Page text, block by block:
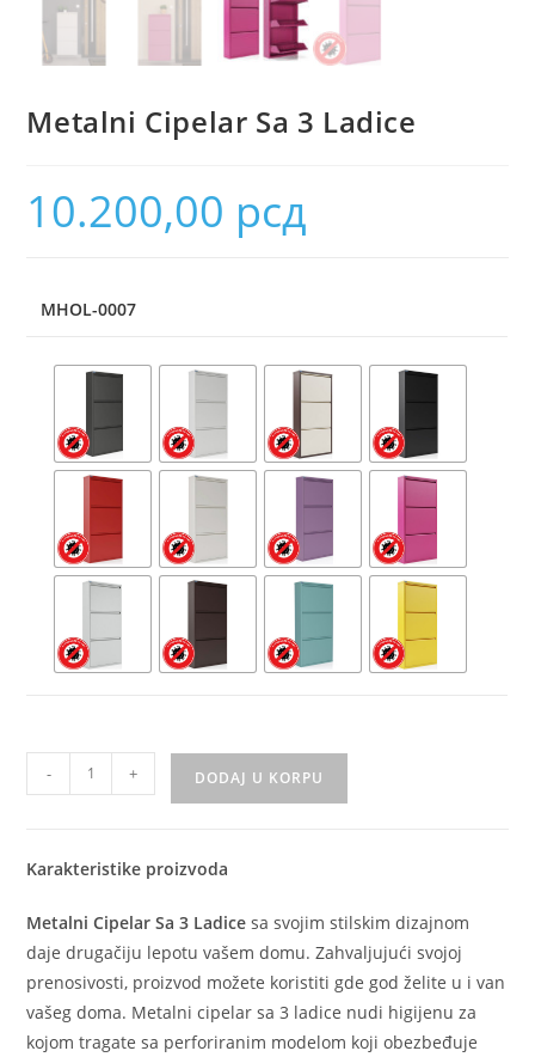
Metalni Cipelar Sa 3 Ladice
10.200,00 рсд
MHOL-0007
- + DODAJ U KORPU
Karakteristike proizvoda
Metalni Cipelar Sa 3 Ladice sa svojim stilskim dizajnom
daje drugačiju lepotu vašem domu. Zahvaljujući svojoj
prenosivosti, proizvod možete koristiti gde god želite u i van
vašeg doma. Metalni cipelar sa 3 ladice nudi higijenu za
kojom tragate sa perforiranim modelom koji obezbeđuje